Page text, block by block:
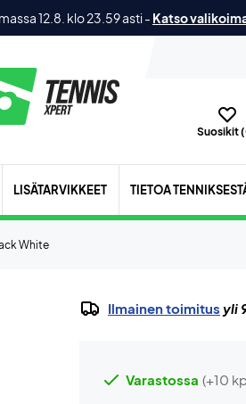
12.8. klo 23.59 asti- Katso
Suosikit (
LISÄTARVIKKEET TIETOA
White
Ilmainen toimitus yli
Varastossa (+10